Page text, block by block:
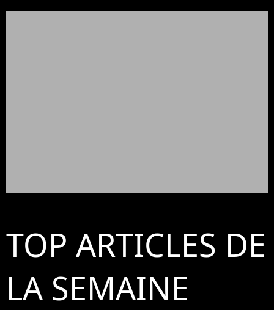
TOP ARTICLES DE
LA SEMAINE